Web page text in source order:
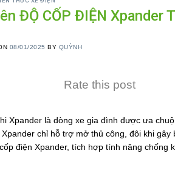
ĐỘ CỐP ĐIỆN Xpander
08/01/2025 BY QUỲNH
Rate this post
Xpander là dòng xe gia đình được ưa
Xpander chỉ hỗ trợ mở thủ công, đôi khi
điện Xpander, tích hợp tính năng chống